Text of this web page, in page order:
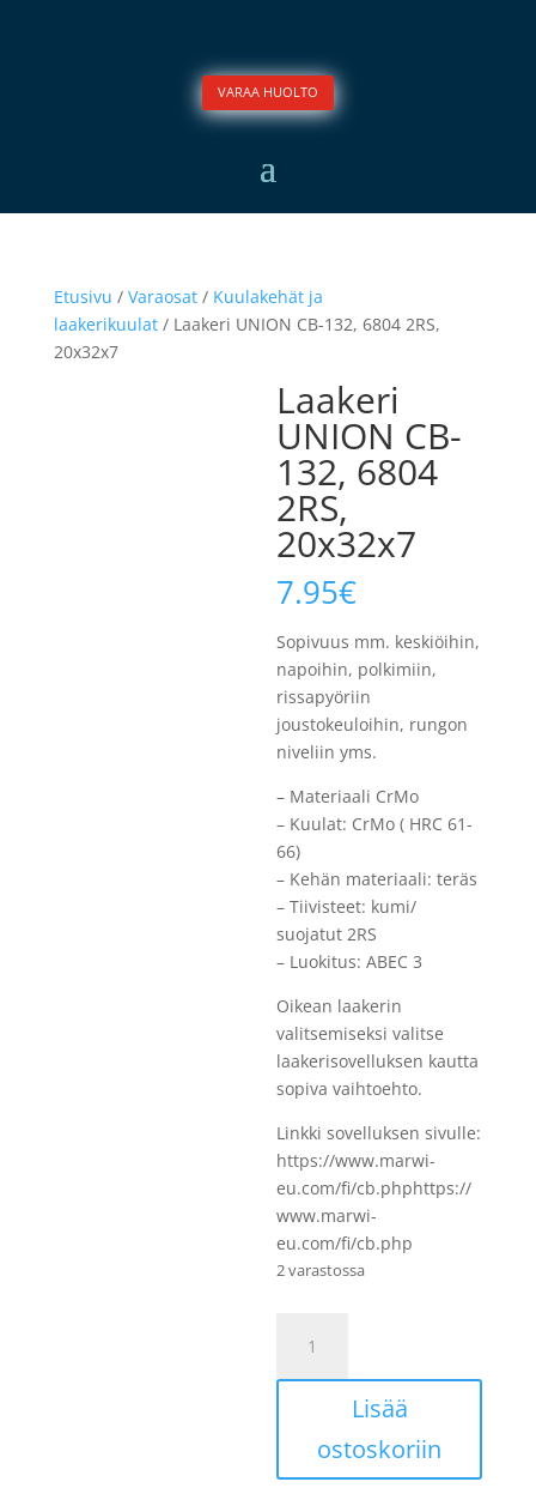
VARAA HUOLTO
Etusivu / Varaosat/ Kuulakehät ja
laakerikuulat/ Laakeri UNION CB-132, 6804 2RS,
20x32x7
Laakeri
UNION CB-
132, 6804
2RS,
20x32x7
7.95€
Sopivuus mm. keskiöihin,
napoihin, polkimiin,
rissapyöriin
joustokeuloihin, rungon
niveliin yms.
– Materiaali CrMo
– Kuulat: CrMo ( HRC 61-
66)
– Kehän materiaali: teräs
– Tiivisteet: kumi/
suojatut 2RS
– Luokitus: ABEC 3
Oikean laakerin
valitsemiseksi valitse
laakerisovelluksen kautta
sopiva vaihtoehto.
Linkki sovelluksen sivulle:
https://www.marwi-
eu.com/fi/cb.phphttps://
www.marwi-
eu.com/fi/cb.php
2 varastossa
UNION
CB-
Lisää
ostoskoriin